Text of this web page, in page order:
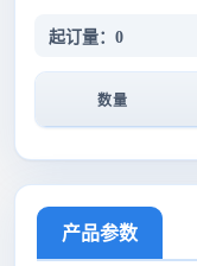
起订量：0
数量
产品参数